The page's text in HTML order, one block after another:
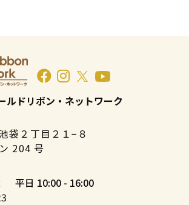
ルドリボン・ネットワーク
袋２丁目２１−８
204 号
平日 10:00 - 16:00